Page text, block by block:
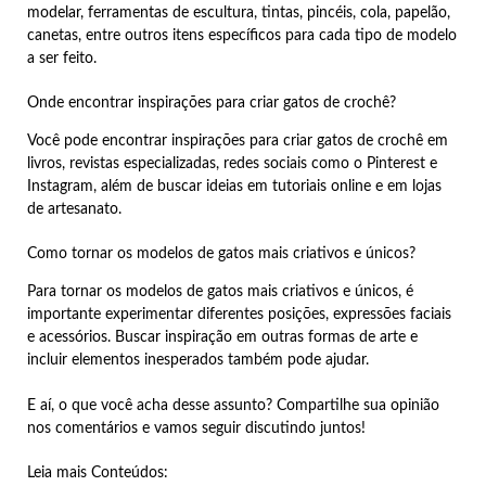
modelar, ferramentas de escultura, tintas, pincéis, cola, papelão,
canetas, entre outros itens específicos para cada tipo de modelo
a ser feito.
Onde encontrar inspirações para criar gatos de crochê?
Você pode encontrar inspirações para criar gatos de crochê em
livros, revistas especializadas, redes sociais como o Pinterest e
Instagram, além de buscar ideias em tutoriais online e em lojas
de artesanato.
Como tornar os modelos de gatos mais criativos e únicos?
Para tornar os modelos de gatos mais criativos e únicos, é
importante experimentar diferentes posições, expressões faciais
e acessórios. Buscar inspiração em outras formas de arte e
incluir elementos inesperados também pode ajudar.
E aí, o que você acha desse assunto? Compartilhe sua opinião
nos comentários e vamos seguir discutindo juntos!
Leia mais Conteúdos: